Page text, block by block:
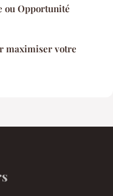
ou Opportunité
maximiser votre